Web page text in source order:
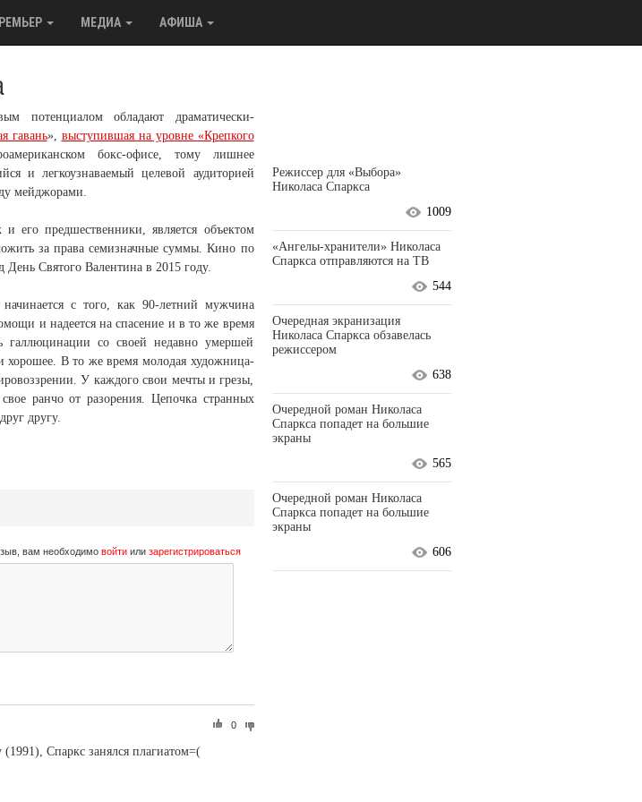
МЕДИА АФИША
потенциалом обладают драматически-
гавань», выступившая на уровне «Крепкого
бокс-офисе, тому лишнее
и легкоузнаваемый целевой аудиторией
мейджорами.
его предшественники, является объектом
за права семизначные суммы. Кино по
День Святого Валентина в 2015 году.
с того, как 90-летний мужчина
и надеется на спасение и в то же время
галлюцинации со своей недавно умершей
В то же время молодая художница-
У каждого свои мечты и грезы,
ранчо от разорения. Цепочка странных
другу.
вам необходимо войтиили зарегистрироваться
0
Спаркс занялся плагиатом=(
Режиссер для «Выбора»
Николаса Спаркса
1009
«Ангелы-хранители» Николаса
Спаркса отправляются на ТВ
544
Очередная экранизация
Николаса Спаркса обзавелась
режиссером
638
Очередной роман Николаса
Спаркса попадет на большие
экраны
565
Очередной роман Николаса
Спаркса попадет на большие
экраны
606